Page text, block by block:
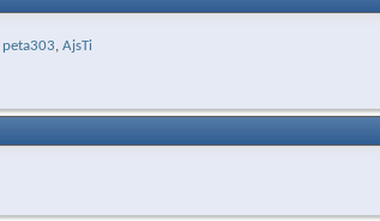
peta303, AjsTi